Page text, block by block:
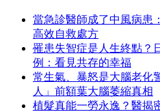
當急診醫師成了中風病患
高效自救處方
罹患失智症是人生終點？
例：看見共存的幸福
常生氣、暴怒是大腦老化
人」前額葉大腦萎縮真相
植髮真能一勞永逸？醫揭